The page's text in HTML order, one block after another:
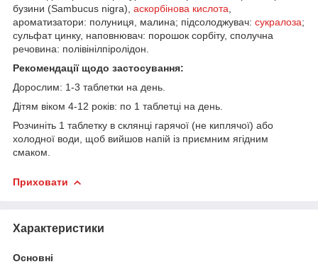
бузини (Sambucus nigra), аскорбінова кислота
ароматизатори: полуниця, малина; підсолоджувач: сукралоза;
сульфат цинку, наповнювач: порошок сорбіту, сполучна
речовина: полівінілпіролідон.
Рекомендації щодо застосування:
Дорослим: 1-3 таблетки на день.
Дітям віком 4-12 років: по 1 таблетці на день.
Розчиніть 1 таблетку в склянці гарячої (не киплячої) або
холодної води, щоб вийшов напій із приємним ягідним
смаком.
Приховати
Характеристики
Основні